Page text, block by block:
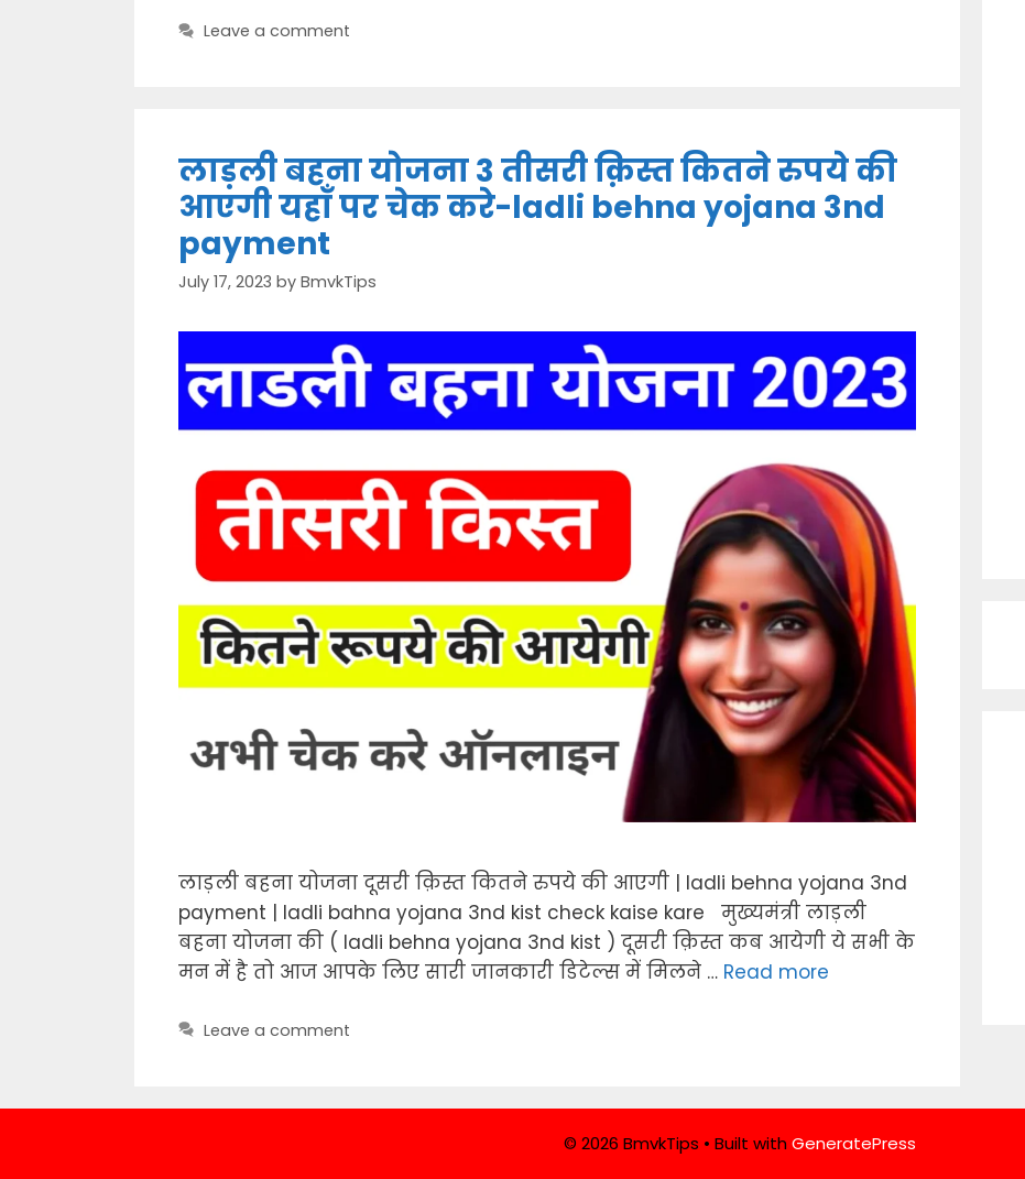
Leave a comment
लाड़ली बहना योजना 3 तीसरी क़िस्त कितने रुपये की
आएगी यहाँ पर चेक करे-ladli behna yojana 3nd
payment
July 17, 2023 by BmvkTips
लाड़ली बहना योजना दूसरी क़िस्त कितने रुपये की आएगी | ladli behna yojana 3nd
payment | ladli bahna yojana 3nd kist check kaise kare मुख्यमंत्री लाड़ली
बहना योजना की ( ladli behna yojana 3nd kist ) दूसरी क़िस्त कब आयेगी ये सभी के
मन में है तो आज आपके लिए सारी जानकारी डिटेल्स में मिलने … Read more
Leave a comment
© 2026 BmvkTips • Built withGeneratePress